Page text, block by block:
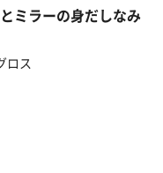
ミラーの身だしなみ
ロス